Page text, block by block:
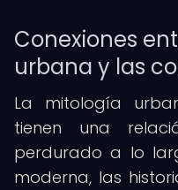
Conexiones
urbana y las
La mitología
tienen una
perdurado a lo
moderna, las